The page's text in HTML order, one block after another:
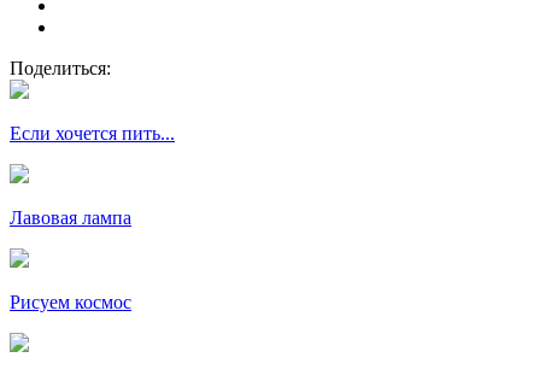
Поделиться:
Если хочется пить...
Лавовая лампа
Рисуем космос